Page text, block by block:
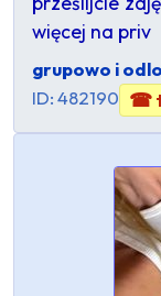
więcej na priv
grupowo i
ID: 482190 ☎